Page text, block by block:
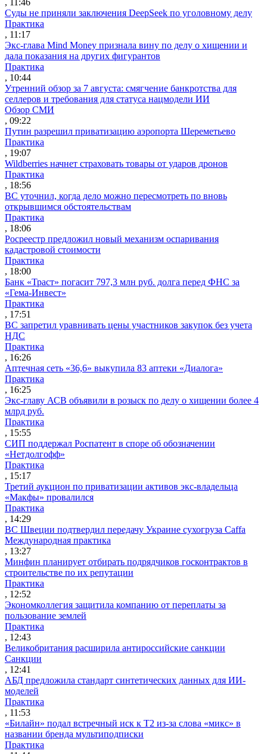
Суды не приняли заключения DeepSeek по уголовному делу
Практика
, 11:17
Экс-глава Mind Money признала вину по делу о хищении и
дала показания на других фигурантов
Практика
, 10:44
Утренний обзор за 7 августа: смягчение банкротства для
селлеров и требования для статуса нацмодели ИИ
Обзор СМИ
, 09:22
Путин разрешил приватизацию аэропорта Шереметьево
Практика
, 19:07
Wildberries начнет страховать товары от ударов дронов
Практика
, 18:56
ВС уточнил, когда дело можно пересмотреть по вновь
открывшимся обстоятельствам
Практика
, 18:06
Росреестр предложил новый механизм оспаривания
кадастровой стоимости
Практика
, 18:00
Банк «Траст» погасит 797,3 млн руб. долга перед ФНС за
«Гема-Инвест»
Практика
, 17:51
ВС запретил уравнивать цены участников закупок без учета
НДС
Практика
, 16:26
Аптечная сеть «36,6» выкупила 83 аптеки «Диалога»
Практика
, 16:25
Экс-главу АСВ объявили в розыск по делу о хищении более 4
млрд руб.
Практика
, 15:55
СИП поддержал Роспатент в споре об обозначении
«Нетдолгофф»
Практика
, 15:17
Третий аукцион по приватизации активов экс-владельца
«Макфы» провалился
Практика
, 14:29
ВС Швеции подтвердил передачу Украине сухогруза Caffa
Международная практика
, 13:27
Минфин планирует отбирать подрядчиков госконтрактов в
строительстве по их репутации
Практика
, 12:52
Экономколлегия защитила компанию от переплаты за
пользование землей
Практика
, 12:43
Великобритания расширила антироссийские санкции
Санкции
, 12:41
АБД предложила стандарт синтетических данных для ИИ-
моделей
Практика
, 11:53
«Билайн» подал встречный иск к Т2 из-за слова «микс» в
названии бренда мультиподписки
Практика